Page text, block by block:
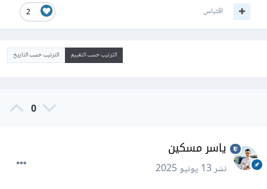
2 اقتباس
الترتيب حسب التقييم الترتيب حسب التاريخ
0
ياسر مسكين
نشر13 يونيو 2025